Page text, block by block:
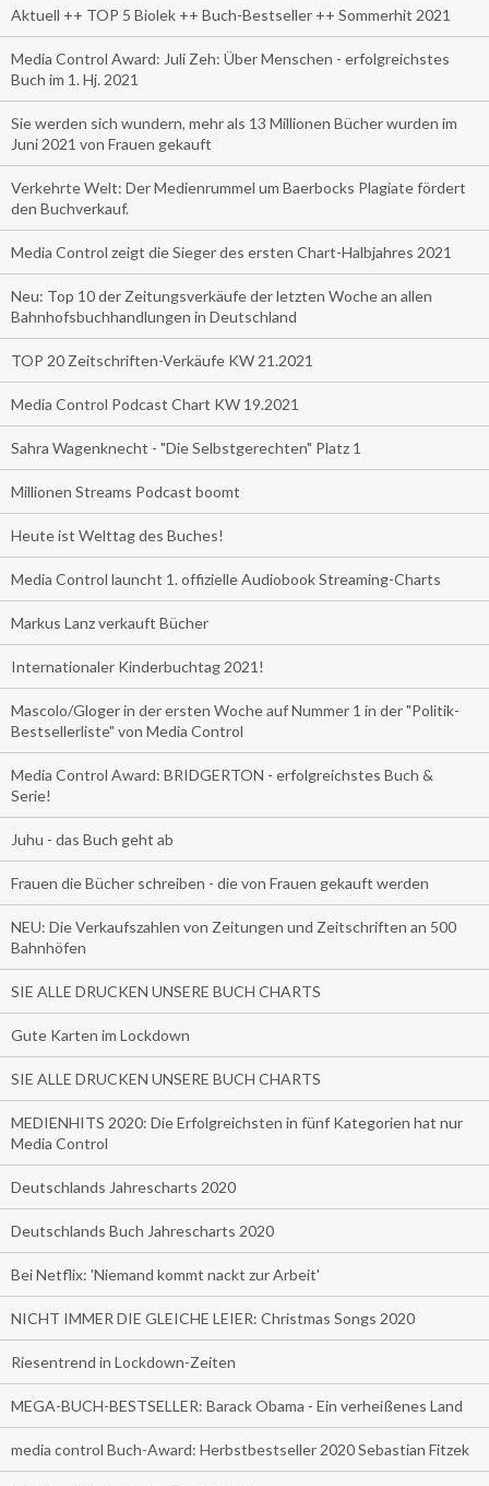
Aktuell ++ TOP 5 Biolek ++ Buch-Bestseller ++ Sommerhit 2021
Media Control Award: Juli Zeh: Über Menschen - erfolgreichstes
Buch im 1. Hj. 2021
Sie werden sich wundern, mehr als 13 Millionen Bücher wurden im
Juni 2021 von Frauen gekauft
Verkehrte Welt: Der Medienrummel um Baerbocks Plagiate fördert
den Buchverkauf.
Media Control zeigt die Sieger des ersten Chart-Halbjahres 2021
Neu: Top 10 der Zeitungsverkäufe der letzten Woche an allen
Bahnhofsbuchhandlungen in Deutschland
TOP 20 Zeitschriften-Verkäufe KW 21.2021
Media Control Podcast Chart KW 19.2021
Sahra Wagenknecht - "Die Selbstgerechten" Platz 1
Millionen Streams Podcast boomt
Heute ist Welttag des Buches!
Media Control launcht 1. offizielle Audiobook Streaming-Charts
Markus Lanz verkauft Bücher
Internationaler Kinderbuchtag 2021!
Mascolo/Gloger in der ersten Woche auf Nummer 1 in der "Politik-
Bestsellerliste" von Media Control
Media Control Award: BRIDGERTON - erfolgreichstes Buch &
Serie!
Juhu - das Buch geht ab
Frauen die Bücher schreiben - die von Frauen gekauft werden
NEU: Die Verkaufszahlen von Zeitungen und Zeitschriften an 500
Bahnhöfen
SIE ALLE DRUCKEN UNSERE BUCH CHARTS
Gute Karten im Lockdown
SIE ALLE DRUCKEN UNSERE BUCH CHARTS
MEDIENHITS 2020: Die Erfolgreichsten in fünf Kategorien hat nur
Media Control
Deutschlands Jahrescharts 2020
Deutschlands Buch Jahrescharts 2020
Bei Netflix: 'Niemand kommt nackt zur Arbeit'
NICHT IMMER DIE GLEICHE LEIER: Christmas Songs 2020
Riesentrend in Lockdown-Zeiten
MEGA-BUCH-BESTSELLER: Barack Obama - Ein verheißenes Land
media control Buch-Award: Herbstbestseller 2020 Sebastian Fitzek